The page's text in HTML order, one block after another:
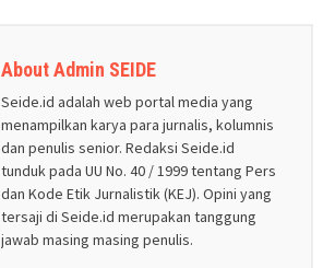
About Admin SEIDE
Seide.id adalah web portal media yang
menampilkan karya para jurnalis, kolumnis
dan penulis senior. Redaksi Seide.id
tunduk pada UU No. 40 / 1999 tentang Pers
dan Kode Etik Jurnalistik (KEJ). Opini yang
tersaji di Seide.id merupakan tanggung
jawab masing masing penulis.